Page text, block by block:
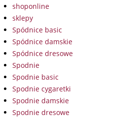
shoponline
sklepy
Spódnice basic
Spódnice damskie
Spódnice dresowe
Spodnie
Spodnie basic
Spodnie cygaretki
Spodnie damskie
Spodnie dresowe